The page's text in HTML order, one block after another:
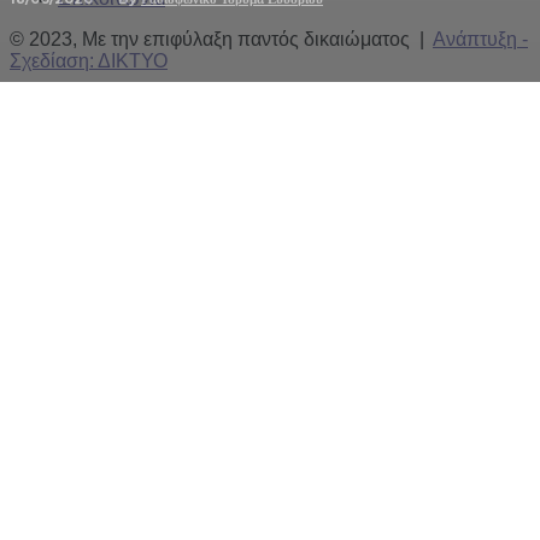
© 2023, Με την επιφύλαξη παντός δικαιώματος | Ανάπτυξη -
Σχεδίαση: ΔΙΚΤΥΟ